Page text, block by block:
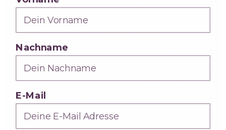
Nachname
E-Mail